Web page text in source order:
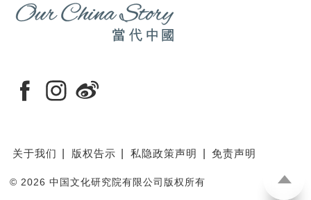
关于我们 版权告示 私隐政策声明 免责声明
© 2026 中国文化研究院有限公司版权所有